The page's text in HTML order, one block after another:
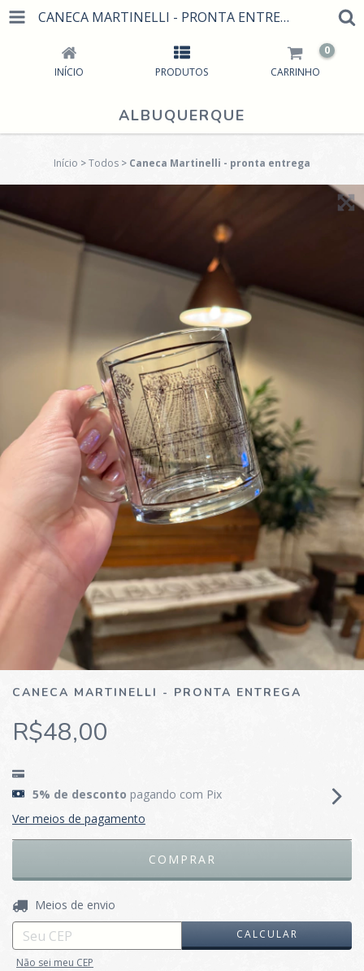
CANECA MARTINELLI - PRONTA ENTREGA
INÍCIO PRODUTOS CARRINHO
0
ALBUQUERQUE
Início >Todos > Caneca Martinelli - pronta entrega
CANECA MARTINELLI - PRONTA ENTREGA
R$48,00
5% de desconto pagando com Pix
Ver meios de pagamento
Entregas para o CEP:
Meios de envio
CALCULAR
Não sei meu CEP